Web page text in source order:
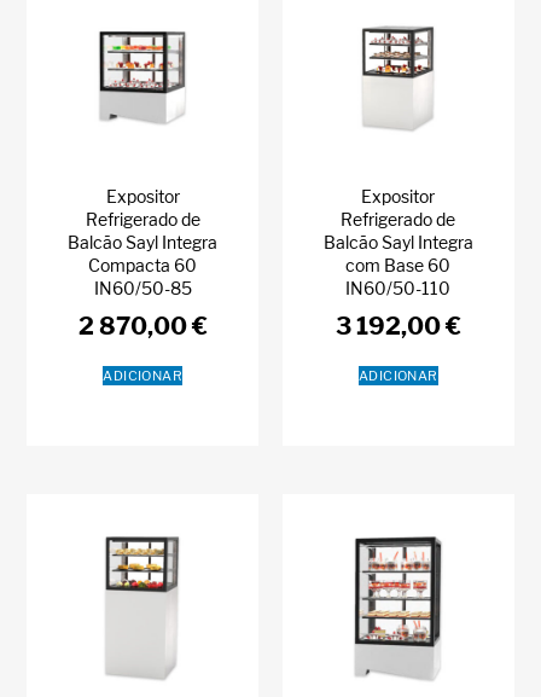
Expositor
Refrigerado de
Balcão Sayl Integra
Compacta 60
IN60/50-85
2 870,00€
ADICIONAR
Expositor
Refrigerado de
Balcão Sayl Integra
com Base 60
IN60/50-110
3 192,00€
ADICIONAR